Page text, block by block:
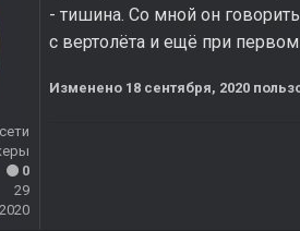
0
29
- тишина. Со мной он
с вертолёта и ещё при
Изменено 18 сентября, 2020